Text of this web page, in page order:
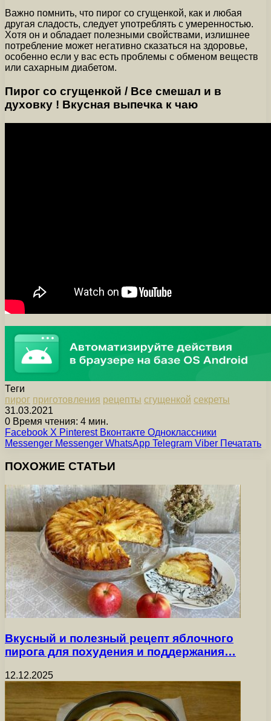
Важно помнить, что пирог со сгущенкой, как и любая
другая сладость, следует употреблять с умеренностью.
Хотя он и обладает полезными свойствами, излишнее
потребление может негативно сказаться на здоровье,
особенно если у вас есть проблемы с обменом веществ
или сахарным диабетом.
Пирог со сгущенкой / Все смешал и в
духовку ! Вкусная выпечка к чаю
Теги
пирог приготовления рецепты сгущенкой секреты
31.03.2021
0 Время чтения: 4 мин.
Facebook X Pinterest Вконтакте Одноклассники
Messenger Messenger WhatsApp Telegram Viber Печатать
ПОХОЖИЕ СТАТЬИ
Вкусный и полезный рецепт яблочного
пирога для похудения и поддержания…
12.12.2025